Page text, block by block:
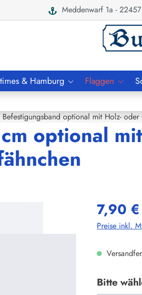
Meddenwarf 1a -
& Hamburg Flaggen
optional mit Holz- oder
optional
7,90 €
Preise inkl.
Bitte